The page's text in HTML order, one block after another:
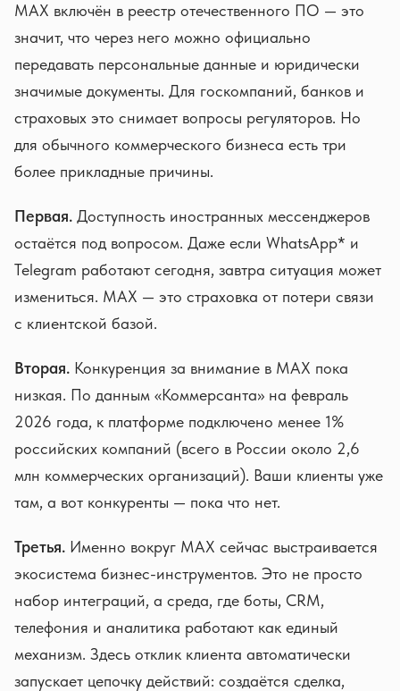
MAX включён в реестр отечественного ПО — это
значит, что через него можно официально
передавать персональные данные и юридически
значимые документы. Для госкомпаний, банков и
страховых это снимает вопросы регуляторов. Но
для обычного коммерческого бизнеса есть три
более прикладные причины.
Первая. Доступность иностранных мессенджеров
остаётся под вопросом. Даже если WhatsApp* и
Telegram работают сегодня, завтра ситуация может
измениться. MAX — это страховка от потери связи
с клиентской базой.
Вторая. Конкуренция за внимание в MAX пока
низкая. По данным «Коммерсанта» на февраль
2026 года, к платформе подключено менее 1%
российских компаний (всего в России около 2,6
млн коммерческих организаций). Ваши клиенты уже
там, а вот конкуренты — пока что нет.
Третья. Именно вокруг MAX сейчас выстраивается
экосистема бизнес-инструментов. Это не просто
набор интеграций, а среда, где боты, CRM,
телефония и аналитика работают как единый
механизм. Здесь отклик клиента автоматически
запускает цепочку действий: создаётся сделка,